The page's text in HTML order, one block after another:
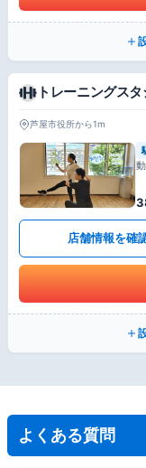
トレーニングス
芦屋市役所から1m
店舗情報を確
よくある質問